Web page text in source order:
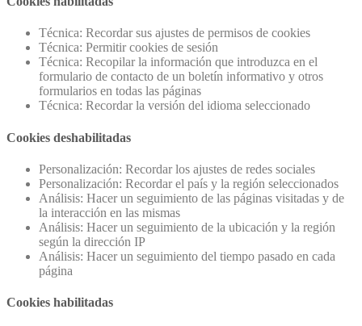
Técnica: Recordar sus ajustes de permisos de cookies
Técnica: Permitir cookies de sesión
Técnica: Recopilar la información que introduzca en el
formulario de contacto de un boletín informativo y otros
formularios en todas las páginas
Técnica: Recordar la versión del idioma seleccionado
Cookies deshabilitadas
Personalización: Recordar los ajustes de redes sociales
Personalización: Recordar el país y la región seleccionados
Análisis: Hacer un seguimiento de las páginas visitadas y de
la interacción en las mismas
Análisis: Hacer un seguimiento de la ubicación y la región
según la dirección IP
Análisis: Hacer un seguimiento del tiempo pasado en cada
página
Cookies habilitadas